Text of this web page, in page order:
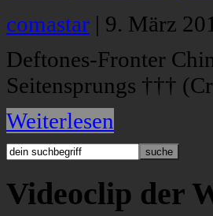
comastar | 9. März
Deftones-Fronter
Seitensprungs †††
Weiterlesen
Videoclip der